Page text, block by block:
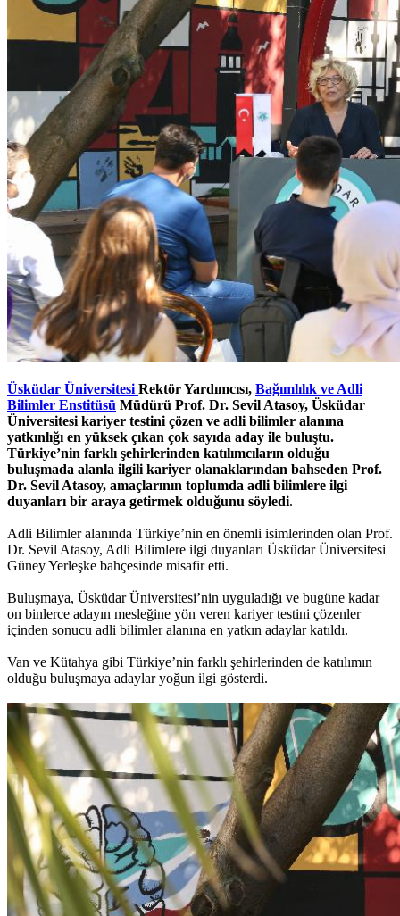
Üsküdar Üniversitesi Rektör Yardımcısı, Bağımlılık ve Adli
Bilimler Enstitüsü Müdürü Prof. Dr. Sevil Atasoy, Üsküdar
Üniversitesi kariyer testini çözen ve adli bilimler alanına
yatkınlığı en yüksek çıkan çok sayıda aday ile buluştu.
Türkiye’nin farklı şehirlerinden katılımcıların olduğu
buluşmada alanla ilgili kariyer olanaklarından bahseden Prof.
Dr. Sevil Atasoy, amaçlarının toplumda adli bilimlere ilgi
duyanları bir araya getirmek olduğunu söyledi.
Adli Bilimler alanında Türkiye’nin en önemli isimlerinden olan Prof.
Dr. Sevil Atasoy, Adli Bilimlere ilgi duyanları Üsküdar Üniversitesi
Güney Yerleşke bahçesinde misafir etti.
Buluşmaya, Üsküdar Üniversitesi’nin uyguladığı ve bugüne kadar
on binlerce adayın mesleğine yön veren kariyer testini çözenler
içinden sonucu adli bilimler alanına en yatkın adaylar katıldı.
Van ve Kütahya gibi Türkiye’nin farklı şehirlerinden de katılımın
olduğu buluşmaya adaylar yoğun ilgi gösterdi.